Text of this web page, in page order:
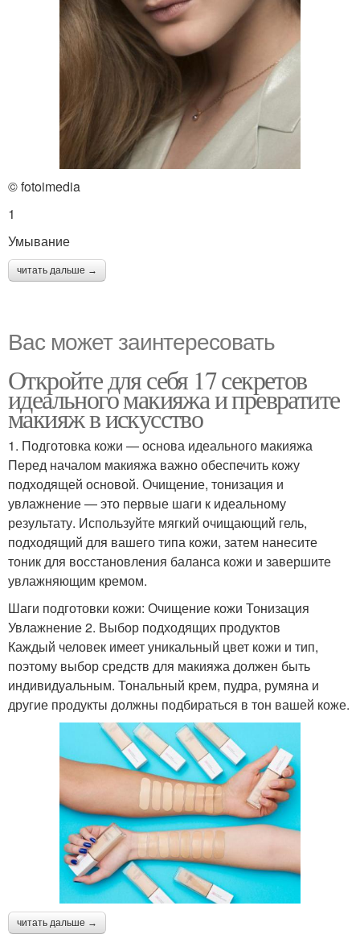
© fotoimedia
1
Умывание
читать дальше →
Вас может заинтересовать
Откройте для себя 17 секретов
идеального макияжа и превратите
макияж в искусство
1. Подготовка кожи — основа идеального макияжа
Перед началом макияжа важно обеспечить кожу
подходящей основой. Очищение, тонизация и
увлажнение — это первые шаги к идеальному
результату. Используйте мягкий очищающий гель,
подходящий для вашего типа кожи, затем нанесите
тоник для восстановления баланса кожи и завершите
увлажняющим кремом.
Шаги подготовки кожи: Очищение кожи Тонизация
Увлажнение 2. Выбор подходящих продуктов
Каждый человек имеет уникальный цвет кожи и тип,
поэтому выбор средств для макияжа должен быть
индивидуальным. Тональный крем, пудра, румяна и
другие продукты должны подбираться в тон вашей коже.
читать дальше →